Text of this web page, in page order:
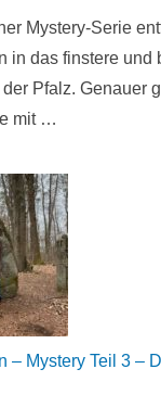
Mystery-Serie
in das finstere und
Pfalz. Genauer
mit …
– Mystery Teil 3 –